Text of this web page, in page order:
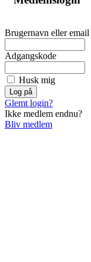
Brugernavn eller email
Adgangskode
Husk mig
Glemt login?
Ikke medlem endnu?
Bliv medlem